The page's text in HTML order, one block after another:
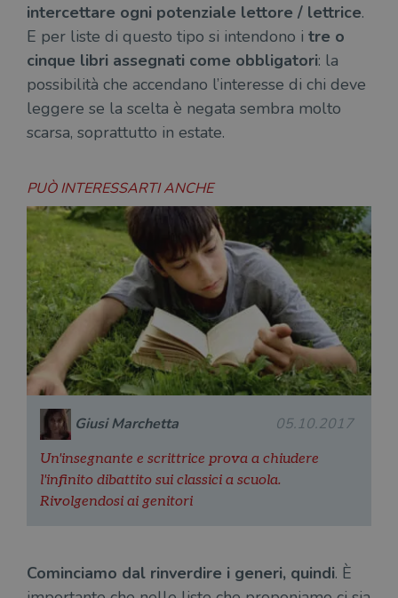
intercettare ogni potenziale lettore / lettrice.
E per liste di questo tipo si intendono i tre o
cinque libri assegnati come obbligatori: la
possibilità che accendano l’interesse di chi deve
leggere se la scelta è negata sembra molto
scarsa, soprattutto in estate.
PUÒ INTERESSARTI ANCHE
Giusi Marchetta 05.10.2017
Un'insegnante e scrittrice prova a chiudere
l'infinito dibattito sui classici a scuola.
Rivolgendosi ai genitori
Cominciamo dal rinverdire i generi, quindi. È